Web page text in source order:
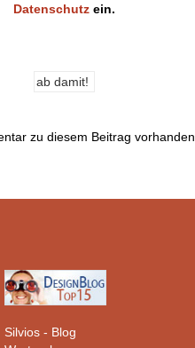
Datenschutzein.
zu diesem Beitrag vorhanden
Silvios - Blog